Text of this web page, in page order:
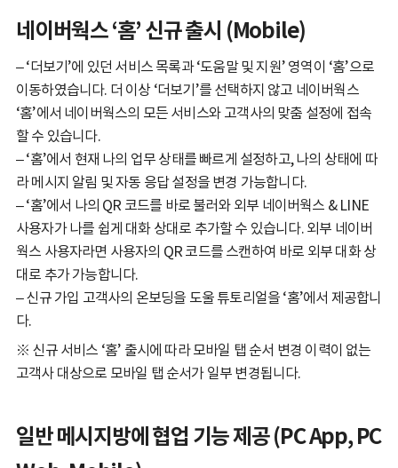
네이버웍스 ‘홈’ 신규 출시 (Mobile)
– ‘더보기’에 있던 서비스 목록과 ‘도움말 및 지원’ 영역이 ‘홈’으로
이동하였습니다. 더 이상 ‘더보기’를 선택하지 않고 네이버웍스
‘홈’에서 네이버웍스의 모든 서비스와 고객사의 맞춤 설정에 접속
할 수 있습니다.
– ‘홈’에서 현재 나의 업무 상태를 빠르게 설정하고, 나의 상태에 따
라 메시지 알림 및 자동 응답 설정을 변경 가능합니다.
– ‘홈’에서 나의 QR 코드를 바로 불러와 외부 네이버웍스 & LINE
사용자가 나를 쉽게 대화 상대로 추가할 수 있습니다. 외부 네이버
웍스 사용자라면 사용자의 QR 코드를 스캔하여 바로 외부 대화 상
대로 추가 가능합니다.
– 신규 가입 고객사의 온보딩을 도울 튜토리얼을 ‘홈’에서 제공합니
다.
※ 신규 서비스 ‘홈’ 출시에 따라 모바일 탭 순서 변경 이력이 없는
고객사 대상으로 모바일 탭 순서가 일부 변경됩니다.
일반 메시지방에 협업 기능 제공 (PC App, PC